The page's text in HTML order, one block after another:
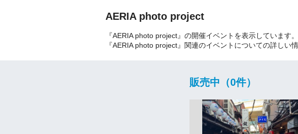
AERIA photo project
『AERIA photo project』の開催イベントを表示しています。
『AERIA photo project』関連のイベントについての詳しい
販売中（0件）